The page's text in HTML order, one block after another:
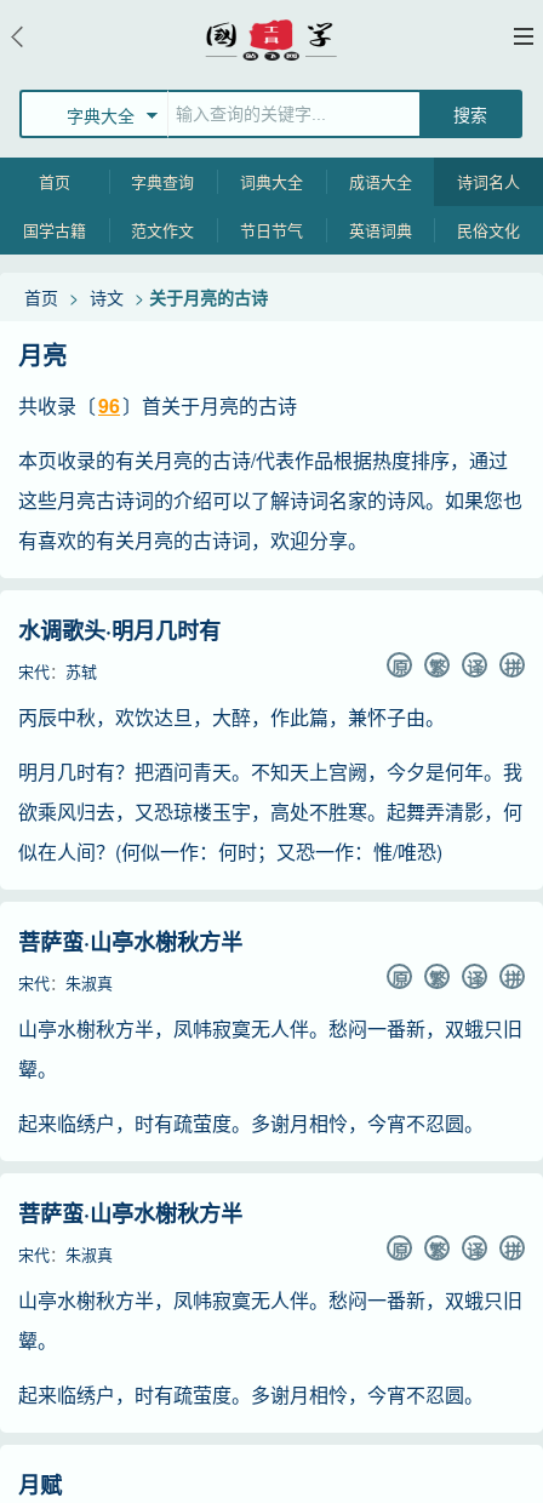
字典大全
首页 字典查询 词典大全 成语大全 诗词名人
国学古籍 范文作文 节日节气 英语词典 民俗文化
首页 > 诗文 > 关于月亮的古诗
月亮
共收录〔96〕首关于月亮的古诗
本页收录的有关月亮的古诗/代表作品根据热度排序，通过
这些月亮古诗词的介绍可以了解诗词名家的诗风。如果您也
有喜欢的有关月亮的古诗词，欢迎分享。
水调歌头·明月几时有
宋代： 苏轼 拼
译
繁
原
丙辰中秋，欢饮达旦，大醉，作此篇，兼怀子由。
明月几时有？把酒问青天。不知天上宫阙，今夕是何年。我
欲乘风归去，又恐琼楼玉宇，高处不胜寒。起舞弄清影，何
似在人间？(何似一作：何时；又恐一作：惟/唯恐)
菩萨蛮·山亭水榭秋方半
宋代： 朱淑真 拼
译
繁
原
山亭水榭秋方半，凤帏寂寞无人伴。愁闷一番新，双蛾只旧
颦。
起来临绣户，时有疏萤度。多谢月相怜，今宵不忍圆。
菩萨蛮·山亭水榭秋方半
宋代： 朱淑真 拼
译
繁
原
山亭水榭秋方半，凤帏寂寞无人伴。愁闷一番新，双蛾只旧
颦。
起来临绣户，时有疏萤度。多谢月相怜，今宵不忍圆。
月赋